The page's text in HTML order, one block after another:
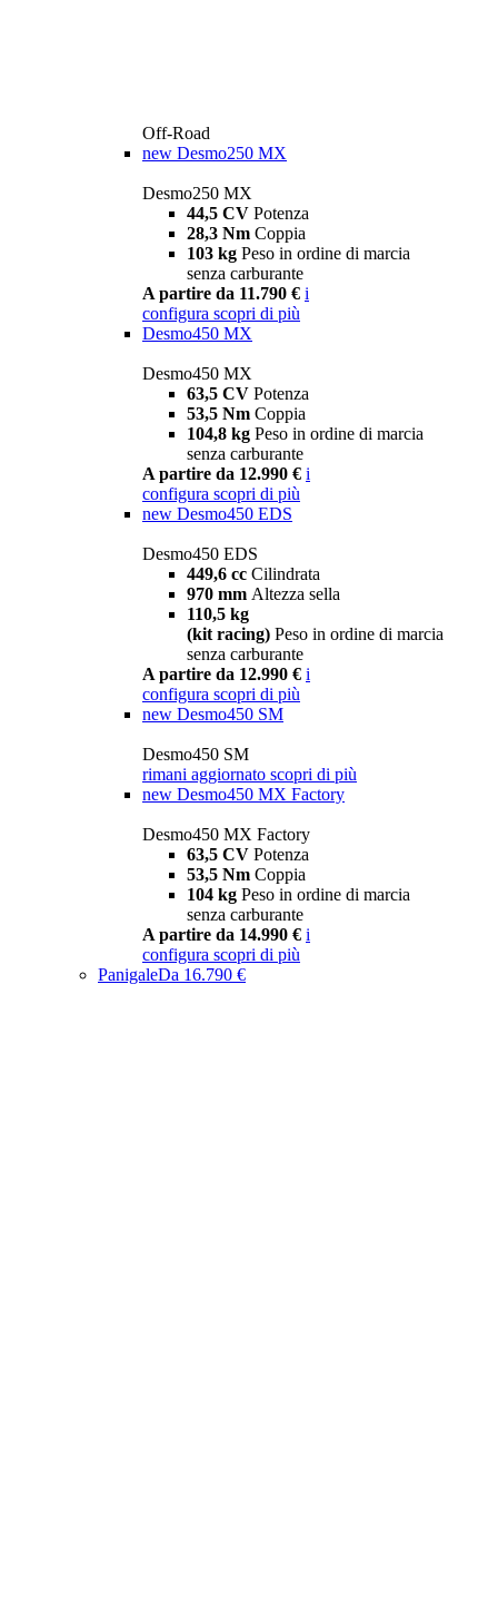
Off-Road
new Desmo250 MX
Desmo250 MX
44,5 CV Potenza
28,3 Nm Coppia
103 kg Peso in ordine di marcia
senza carburante
A partire da 11.790 € i
configura scopri di più
Desmo450 MX
Desmo450 MX
63,5 CV Potenza
53,5 Nm Coppia
104,8 kg Peso in ordine di marcia
senza carburante
A partire da 12.990 € i
configura scopri di più
new Desmo450 EDS
Desmo450 EDS
449,6 cc Cilindrata
970 mm Altezza sella
110,5 kg
(kit racing) Peso in ordine di marcia
senza carburante
A partire da 12.990 € i
configura scopri di più
new Desmo450 SM
Desmo450 SM
rimani aggiornato scopri di più
new Desmo450 MX Factory
Desmo450 MX Factory
63,5 CV Potenza
53,5 Nm Coppia
104 kg Peso in ordine di marcia
senza carburante
A partire da 14.990 € i
configura scopri di più
PanigaleDa 16.790 €